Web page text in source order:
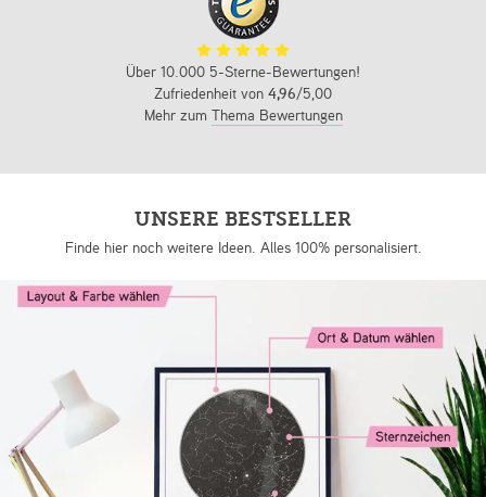
Über 10.000 5-Sterne-Bewertungen!
Zufriedenheit von 4,96/5,00
Mehr zum Thema Bewertungen
UNSERE BESTSELLER
Finde hier noch weitere Ideen. Alles 100% personalisiert.